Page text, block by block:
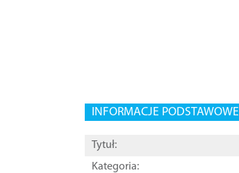
INFORMACJE
Tytuł:
Kategoria: